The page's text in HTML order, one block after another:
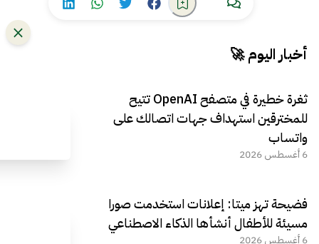
أخبار اليوم 🚀
ثغرة خطيرة في متصفح OpenAI تتيح
للمخترقين استهداف جهات اتصالك على
واتساب
6 أغسطس 2026
فضيحة تهز ميتا: إعلانات استخدمت صورا
مسيئة للأطفال أنشأها الذكاء الاصطناعي
6 أغسطس 2026